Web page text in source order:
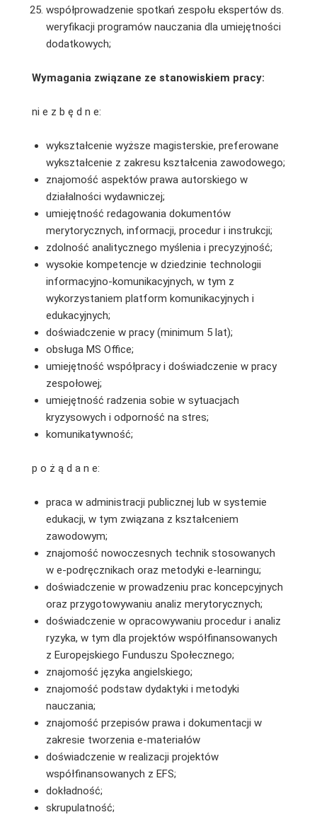
współprowadzenie spotkań zespołu ekspertów ds.
weryfikacji programów nauczania dla umiejętności
dodatkowych;
Wymagania związane ze stanowiskiem pracy:
ni e z b ę d n e:
wykształcenie wyższe magisterskie, preferowane
wykształcenie z zakresu kształcenia zawodowego;
znajomość aspektów prawa autorskiego w
działalności wydawniczej;
umiejętność redagowania dokumentów
merytorycznych, informacji, procedur i instrukcji;
zdolność analitycznego myślenia i precyzyjność;
wysokie kompetencje w dziedzinie technologii
informacyjno-komunikacyjnych, w tym z
wykorzystaniem platform komunikacyjnych i
edukacyjnych;
doświadczenie w pracy (minimum 5 lat);
obsługa MS Office;
umiejętność współpracy i doświadczenie w pracy
zespołowej;
umiejętność radzenia sobie w sytuacjach
kryzysowych i odporność na stres;
komunikatywność;
p o ż ą d a n e:
praca w administracji publicznej lub w systemie
edukacji, w tym związana z kształceniem
zawodowym;
znajomość nowoczesnych technik stosowanych
w e-podręcznikach oraz metodyki e-learningu;
doświadczenie w prowadzeniu prac koncepcyjnych
oraz przygotowywaniu analiz merytorycznych;
doświadczenie w opracowywaniu procedur i analiz
ryzyka, w tym dla projektów współfinansowanych
z Europejskiego Funduszu Społecznego;
znajomość języka angielskiego;
znajomość podstaw dydaktyki i metodyki
nauczania;
znajomość przepisów prawa i dokumentacji w
zakresie tworzenia e-materiałów
doświadczenie w realizacji projektów
współfinansowanych z EFS;
dokładność;
skrupulatność;